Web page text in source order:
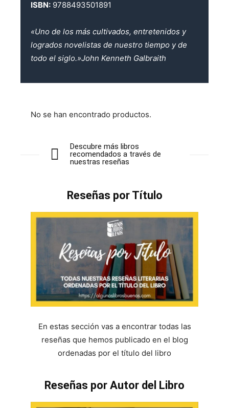
ISBN: 9788493501891
«Uno de los más cultivados, entretenidos y
logrados novelistas de nuestro tiempo y de
todo el siglo.»John Kenneth Galbraith
No se han encontrado productos.
Descubre más libros
recomendados a través de
nuestras reseñas
Reseñas por Título
En estas sección vas a encontrar todas las
reseñas que hemos publicado en el blog
ordenadas por el título del libro
Reseñas por Autor del Libro